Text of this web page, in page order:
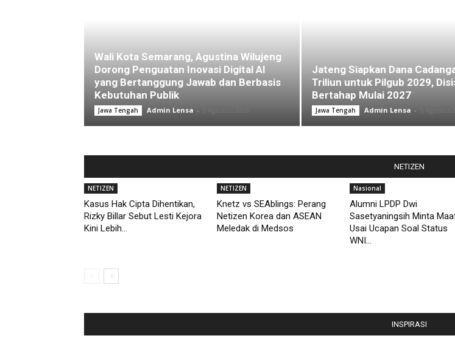
Wali Kota Semarang, Agustina Wilujeng
Dorong Penguatan Inovasi Digital AI
yang Bertanggung Jawab dan Berbasis
Kebutuhan Publik
Jawa Tengah Admin Lensa -
Jateng Siapkan Dana
Triliun untuk Pilgub 2029,
Bertahap Mulai 2027
Jawa Tengah Admin Lensa -
NETIZEN
NETIZEN
Kasus Hak Cipta Dihentikan,
Rizky Billar Sebut Lesti Kejora
Kini Lebih...
NETIZEN
Knetz vs SEAblings: Perang
Netizen Korea dan ASEAN
Meledak di Medsos
Nasional
Alumni LPDP Dwi
Sasetyaningsih Minta
Usai Ucapan Soal Status
WNI...
INSPIRASI